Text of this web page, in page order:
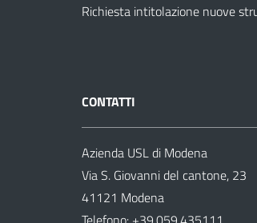
Richiesta intitolazione nuove
CONTATTI
Azienda USL di Modena
Via S. Giovanni del cantone, 23
41121 Modena